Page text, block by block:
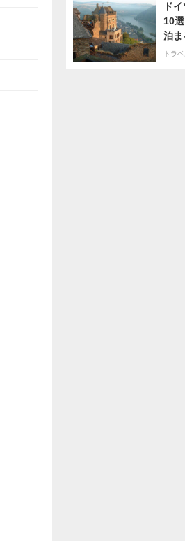
ド
10
泊ま
トラ